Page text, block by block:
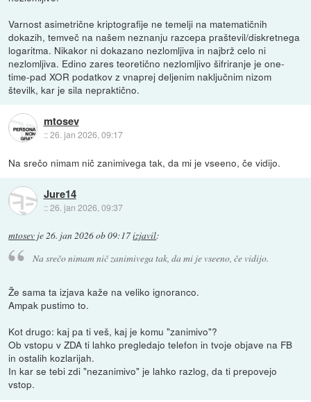
Varnost asimetrične kriptografije ne temelji na matematičnih
dokazih, temveč na našem neznanju razcepa praštevil/diskretnega
logaritma. Nikakor ni dokazano nezlomljiva in najbrž celo ni
nezlomljiva. Edino zares teoretično nezlomljivo šifriranje je one-
time-pad XOR podatkov z vnaprej deljenim naključnim nizom
številk, kar je sila nepraktično.
mtosev
::26. jan 2026, 09:17
Na srečo nimam nič zanimivega tak, da mi je vseeno, če vidijo.
Jure14
::26. jan 2026, 09:37
mtosev je26. jan 2026 ob 09:17izjavil:
Na srečo nimam nič zanimivega tak, da mi je vseeno, če vidijo.
Že sama ta izjava kaže na veliko ignoranco.
Ampak pustimo to.
Kot drugo: kaj pa ti veš, kaj je komu "zanimivo"?
Ob vstopu v ZDA ti lahko pregledajo telefon in tvoje objave na FB
in ostalih kozlarijah.
In kar se tebi zdi "nezanimivo" je lahko razlog, da ti prepovejo
vstop.